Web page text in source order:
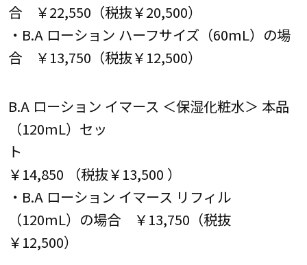
合 ￥22,550（税抜￥20,500）
・B.A ローション ハーフサイズ（60mL）の場
合 ￥13,750（税抜￥12,500）
B.A ローション イマース ＜保湿化粧水＞ 本品
（120mL）セッ
ト
￥14,850 （税抜￥13,500 ）
・B.A ローション イマース リフィル
（120mL）の場合 ￥13,750（税抜
￥12,500）